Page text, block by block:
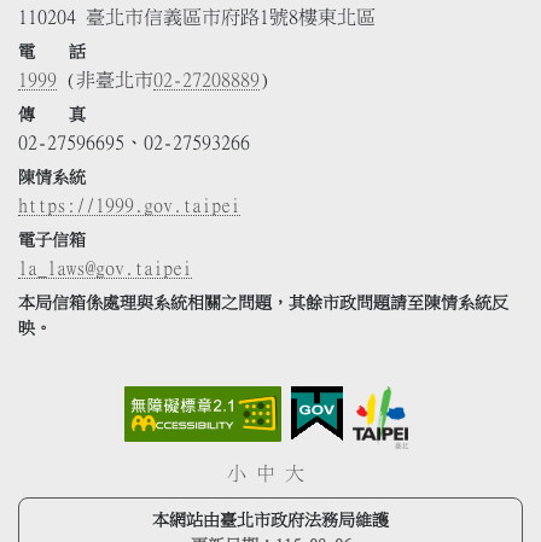
110204 臺北市信義區市府路1號8樓東北區
電 話
1999 (非臺北市02-27208889)
傳 真
02-27596695、02-27593266
陳情系統
https://1999.gov.taipei
電子信箱
la_laws@gov.taipei
本局信箱係處理與系統相關之問題，其餘市政問題請至陳情系統反
映。
小 中 大
本網站由臺北市政府法務局維護